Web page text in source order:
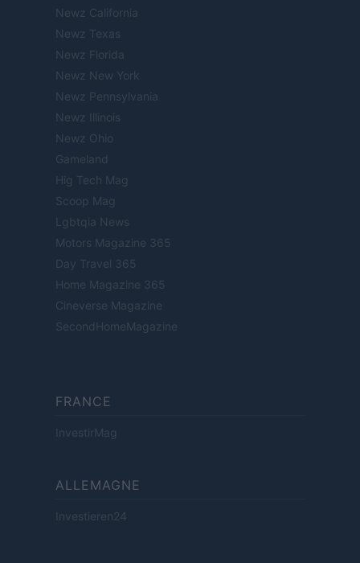
Newz California
Newz Texas
Newz Florida
Newz New York
Newz Pennsylvania
Newz Illinois
Newz Ohio
Gameland
Hig Tech Mag
Scoop Mag
Lgbtqia News
Motors Magazine 365
Day Travel 365
Home Magazine 365
Cineverse Magazine
SecondHomeMagazine
FRANCE
InvestirMag
ALLEMAGNE
Investieren24